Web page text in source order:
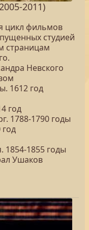
2011)
цикл фильмов
студией
страницам
Невского
1612 год
год
1788-1790 годы
1855 годы
Ушаков